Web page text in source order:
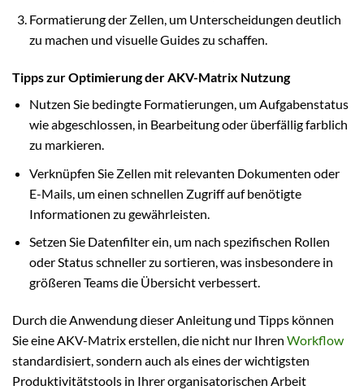
Formatierung der Zellen, um Unterscheidungen deutlich
zu machen und visuelle Guides zu schaffen.
Tipps zur Optimierung der AKV-Matrix Nutzung
Nutzen Sie bedingte Formatierungen, um Aufgabenstatus
wie abgeschlossen, in Bearbeitung oder überfällig farblich
zu markieren.
Verknüpfen Sie Zellen mit relevanten Dokumenten oder
E-Mails, um einen schnellen Zugriff auf benötigte
Informationen zu gewährleisten.
Setzen Sie Datenfilter ein, um nach spezifischen Rollen
oder Status schneller zu sortieren, was insbesondere in
größeren Teams die Übersicht verbessert.
Durch die Anwendung dieser Anleitung und Tipps können
Sie eine AKV-Matrix erstellen, die nicht nur Ihren Workflow
standardisiert, sondern auch als eines der wichtigsten
Produktivitätstools in Ihrer organisatorischen Arbeit